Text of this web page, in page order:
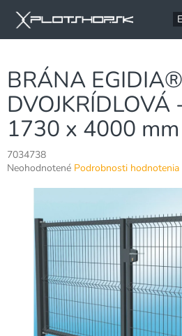
obsah
BRÁNA
DVOJKRÍDLOVÁ
1730 x 4000 mm
7034738
Priemerné
hviezdičiek.
Neohodnotené Podrobnosti hodnotenia